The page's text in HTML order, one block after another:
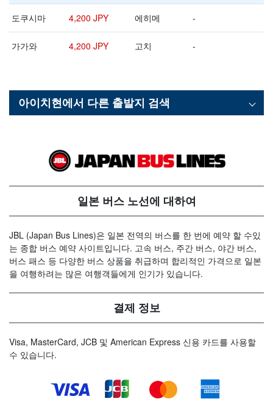
도쿠시마 4,200 JPY 에히메 -
가가와 4,200 JPY 고치 -
아이치현에서 다른 출발지 검색
일본 버스 노선에 대하여
JBL (Japan Bus Lines)은 일본 전역의 버스를 한 번에 예약 할 수있
는 종합 버스 예약 사이트입니다. 고속 버스, 주간 버스, 야간 버스,
버스 패스 등 다양한 버스 상품을 취급하며 합리적인 가격으로 일본
을 여행하려는 많은 여행객들에게 인기가 있습니다.
결제 정보
Visa, MasterCard, JCB 및 American Express 신용 카드를 사용할
수 있습니다.